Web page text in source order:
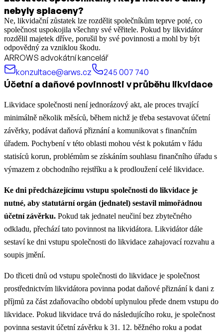
nebyly splaceny?
Ne, likvidační zůstatek lze rozdělit společníkům teprve poté, co
společnost uspokojila všechny své věřitele. Pokud by likvidátor
rozdělil majetek dříve, porušil by své povinnosti a mohl by být
odpovědný za vzniklou škodu.
ARROWS advokátní kancelář
konzultace@arws.cz
245 007 740
Účetní a daňové povinnosti v průběhu likvidace
Likvidace společnosti není jednorázový akt, ale proces trvající
minimálně několik měsíců, během nichž je třeba sestavovat účetní
závěrky, podávat daňová přiznání a komunikovat s finančním
úřadem. Pochybení v této oblasti mohou vést k pokutám v řádu
statisíců korun, problémům se získáním souhlasu finančního úřadu s
výmazem z obchodního rejstříku a k prodloužení celé likvidace.
Ke dni předcházejícímu vstupu společnosti do likvidace je
nutné, aby statutární orgán (jednatel) sestavil mimořádnou
účetní závěrku. Pokud tak jednatel neučiní bez zbytečného
odkladu, přechází tato povinnost na likvidátora. Likvidátor dále
sestaví ke dni vstupu společnosti do likvidace zahajovací rozvahu a
soupis jmění.
Do třiceti dnů od vstupu společnosti do likvidace je společnost
prostřednictvím likvidátora povinna podat daňové přiznání k dani z
příjmů za část zdaňovacího období uplynulou přede dnem vstupu do
likvidace. Pokud likvidace trvá do následujícího roku, je společnost
povinna sestavit účetní závěrku k 31. 12. běžného roku a podat